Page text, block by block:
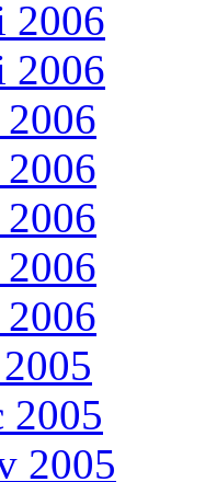
2006
2006
2005
2005